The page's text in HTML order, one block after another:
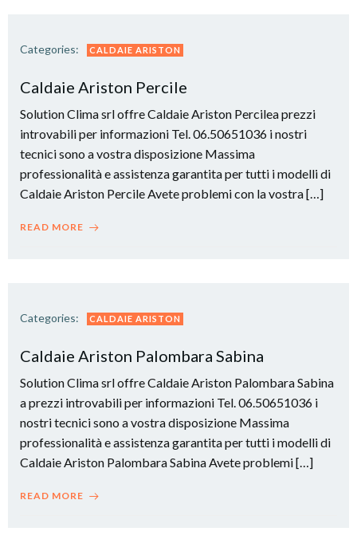
Categories: CALDAIE ARISTON
Caldaie Ariston Percile
Solution Clima srl offre Caldaie Ariston Percilea prezzi
introvabili per informazioni Tel. 06.50651036 i nostri
tecnici sono a vostra disposizione Massima
professionalità e assistenza garantita per tutti i modelli di
Caldaie Ariston Percile Avete problemi con la vostra […]
READ MORE
Categories: CALDAIE ARISTON
Caldaie Ariston Palombara Sabina
Solution Clima srl offre Caldaie Ariston Palombara Sabina
a prezzi introvabili per informazioni Tel. 06.50651036 i
nostri tecnici sono a vostra disposizione Massima
professionalità e assistenza garantita per tutti i modelli di
Caldaie Ariston Palombara Sabina Avete problemi […]
READ MORE